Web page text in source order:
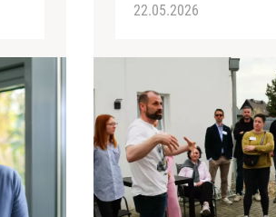
22.05.2026